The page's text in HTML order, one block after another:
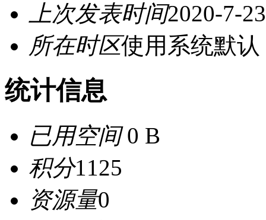
上次发表时间2020-7-
所在时区使用系统默认
统计信息
已用空间0 B
积分1125
资源量0